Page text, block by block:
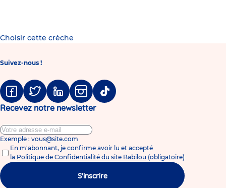
Choisir cette crèche
Suivez-nous !
FacebookTwitter LinkedinInstagramTiktok
Recevez notre newsletter
Exemple : vous@site.com
En m'abonnant, je confirme avoir lu et accepté
la Politique de Confidentialité du site Babilou (obligatoire)
S'inscrire